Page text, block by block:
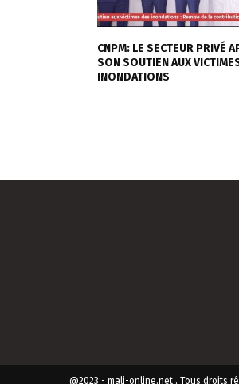
CNPM: LE SECTEUR PRIVÉ
SON SOUTIEN AUX
INONDATIONS
@2023 - mali-online.net , Tous droits